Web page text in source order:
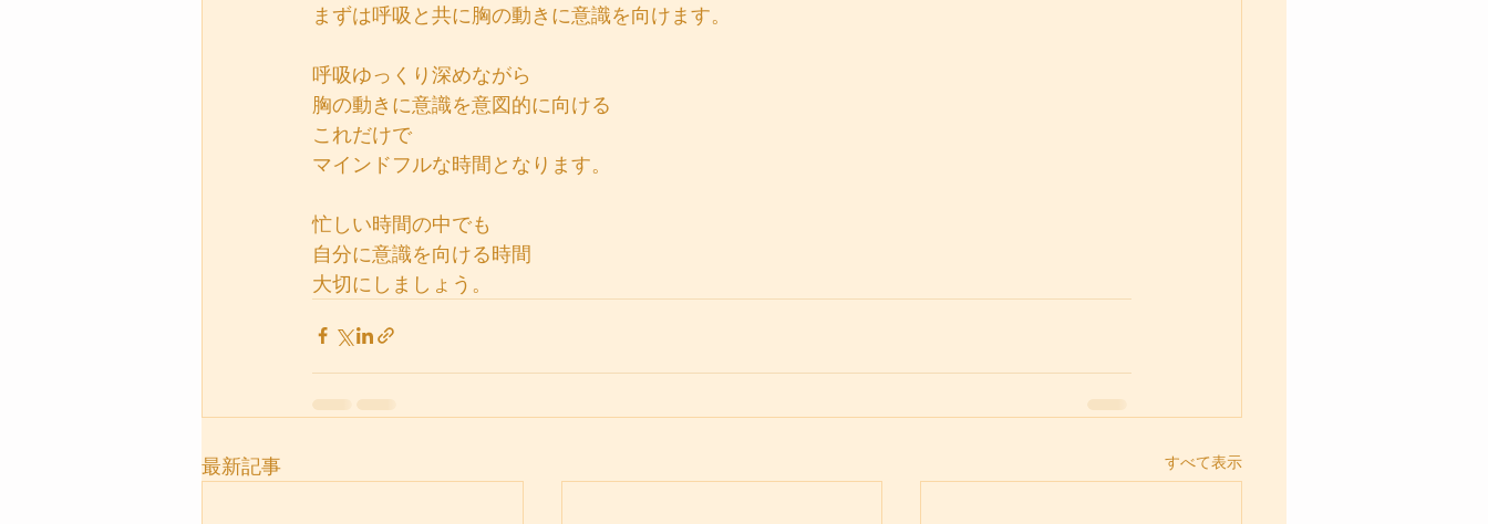
まずは呼吸と共に胸の動きに意識を向けます。
呼吸ゆっくり深めながら
胸の動きに意識を意図的に向ける
これだけで
マインドフルな時間となります。
忙しい時間の中でも
自分に意識を向ける時間
大切にしましょう。
最新記事 すべて表示